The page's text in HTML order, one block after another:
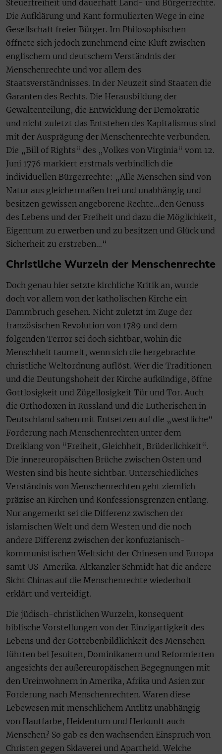
Steuerfreiheit und dauerhaft Land- und Bürgerrechte.
Die Aufklärung und Kant formulierten Wege in eine
Gesellschaft freier Bürger. Im Philosophischen
öffnete sich jedoch zunehmend eine Kluft zwischen
englischem und deutschem Verständnis der
Menschenrechte und vor allem des
Staatsverständnisses. In der Neuzeit sind Staaten die
Garanten des Rechts. Die Herausbildung der
Gewaltenteilung, die Entwicklung der Demokratie
und nicht zuletzt das Entstehen des Kapitalismus sind
mit der Ausprägung der Menschenrechte verbunden.
Die „Bill of Rights“ des „Volkes von Virginia“ vom 12.
Juni 1776 markiert erstmals verbindlich die
individuellen Bürgerrechte: „Alle Menschen sind von
Natur aus gleichermaßen frei und unabhängig und
besitzen gewissen angeborene Rechte…den Genuss
des Lebens und der Freiheit und dazu die Möglichkeit,
Eigentum zu erwerben und zu besitzen und Glück und
Sicherheit zu erstreben…“
Christliche Wurzeln der Menschenrechte
Doch genau hier setzte kirchliche Kritik an, wurde
doch vor allem von der katholischen Kirche ein
Dammbruch gesehen. Nicht zuletzt im Zuge der
französischen Revolution von 1789 und dem
folgenden Terror sei doch sichtbar, wohin die
Menschheit taumelt, wenn sich die hergebrachte
christliche Weltordnung auflöst. Wer die Traditionen
und die Deutungshoheit der Kirche aufkündige, öffne
Gottlosigkeit und Zügellosigkeit Tür und Tor. Auch
die Orthodoxen in Russland und die Lutherischen in
Deutschland sahen mit Entsetzen auf die „westliche“
Forderung nach Menschenrechten unter dem
Dreiklang von “Freiheit, Gleichheit, Brüderlichkeit“.
Die innereuropäischen Brüche zwischen Osten und
Westen sind bis heute sichtbar. Unterschiedliches
Verständnis von Menschenrechten geht ziemlich
präzise an Kirchen und Konfessionsgrenzen entlang.
Nur angemerkt sei die Differenz zwischen der
islamischen Welt und dem Westen und die noch
andere Differenz zwischen der konfuzianisch-
kommunistischen Weltsicht der Chinesen und Europa
samt US-Amerika. Altkanzler Schmidt hat die andere
Sicht Chinas auf die Menschenrechte wiederholt
erklärt und verteidigt.
Die jüdisch-christlichen Wurzeln, konsequent
biblische Vorstellungen von der Einzigartigkeit des
Lebens und der Gottebenbildlichkeit des Menschen
führten bei Jesuiten, Dominikanern und Reformierten
angesichts der außereuropäischen Begegnungen mit
den Ureinwohnern in Amerika, Afrika und Asien zur
Forderung nach Menschenrechten. Waren diese
Lebewesen mit menschlichem Antlitz unabhängig
von Hautfarbe, Heidentum und Herkunft auch
Menschen? So gab es den wachsenden Einspruch von
Christen gegen Sklaverei und Apartheid. Welche